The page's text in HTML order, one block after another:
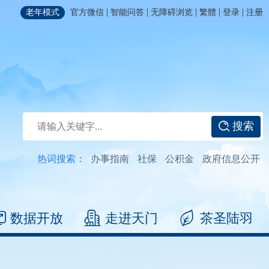
老年模式 官方微信 | 智能问答 | 无障碍浏览 | 繁體 | 登录 | 注册
搜索
热词搜索： 办事指南 社保 公积金 政府信息公开
数据开放 走进天门 茶圣陆羽